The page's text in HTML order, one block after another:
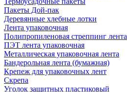
Пакеты Дой-пак
Деревянные хлебные лотки
Лента упаковочная
Полипропиленовая стреппинг лента
ПЭТ лента упаковочная
Металлическая упаковочная лента
Бандерольная лента (бумажная)
Крепеж для упаковочных лент
Скрепа
Уголок защитных пластиковый